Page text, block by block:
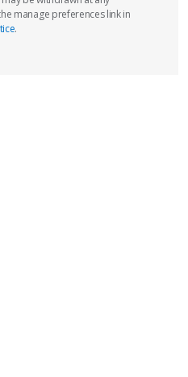
manage preferences link in
.